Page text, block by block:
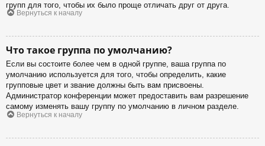
групп для того, чтобы их было проще отличать друг от друга.
Вернуться к началу
Что такое группа по умолчанию?
Если вы состоите более чем в одной группе, ваша группа по
умолчанию используется для того, чтобы определить, какие
групповые цвет и звание должны быть вам присвоены.
Администратор конференции может предоставить вам разрешение
самому изменять вашу группу по умолчанию в личном разделе.
Вернуться к началу